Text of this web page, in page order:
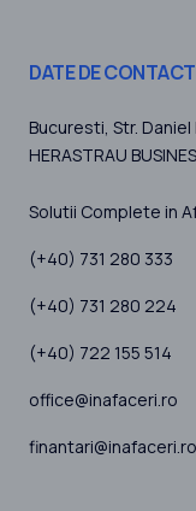
DATE DE CONTACT
Bucuresti, Str.
HERASTRAU
Solutii Complete in
(+40) 731 280 333
(+40) 731 280 224
(+40) 722 155 514
office@inafaceri.ro
finantari@inafaceri.ro